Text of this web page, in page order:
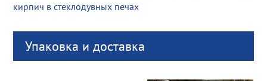
кирпич в стеклодувных печах
Упаковка и доставка